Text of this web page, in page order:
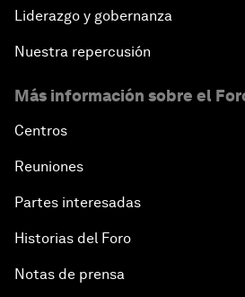
Liderazgo y gobernanza
Nuestra repercusión
Más información sobre el
Centros
Reuniones
Partes interesadas
Historias del Foro
Notas de prensa